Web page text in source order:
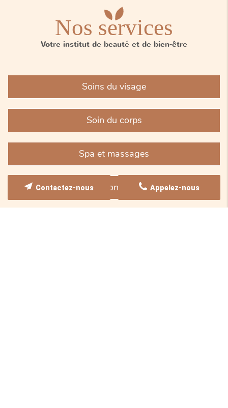
Nos services
Votre institut de beauté et de bien-être
Soins du visage
Soin du corps
Spa et massages
Épilation longue duréeAppelez-nous
Contactez-nous